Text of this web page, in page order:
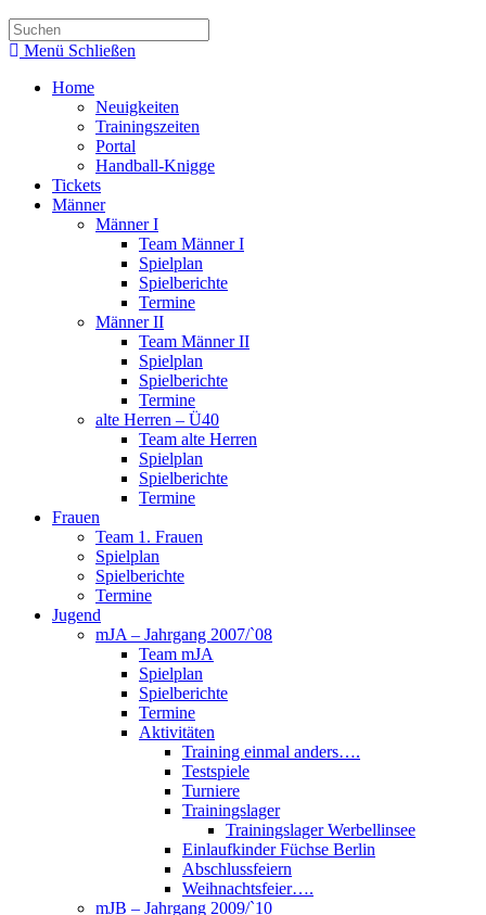
umschalten
Menü Schließen
Home
Neuigkeiten
Trainingszeiten
Portal
Handball-Knigge
Tickets
Männer
Männer I
Team Männer I
Spielplan
Spielberichte
Termine
Männer II
Team Männer II
Spielplan
Spielberichte
Termine
alte Herren – Ü40
Team alte Herren
Spielplan
Spielberichte
Termine
Frauen
Team 1. Frauen
Spielplan
Spielberichte
Termine
Jugend
mJA – Jahrgang 2007/`08
Team mJA
Spielplan
Spielberichte
Termine
Aktivitäten
Training einmal anders….
Testspiele
Turniere
Trainingslager
Trainingslager Werbellinsee
Einlaufkinder Füchse Berlin
Abschlussfeiern
Weihnachtsfeier….
mJB – Jahrgang 2009/`10